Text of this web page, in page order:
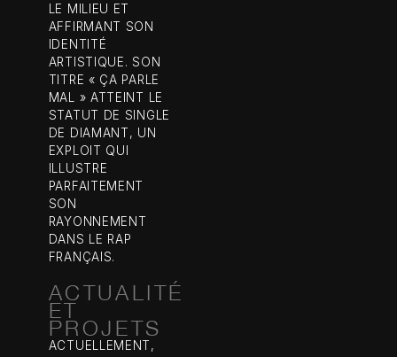
LE MILIEU ET
AFFIRMANT SON
IDENTITÉ
ARTISTIQUE. SON
TITRE « ÇA PARLE
MAL » ATTEINT LE
STATUT DE SINGLE
DE DIAMANT, UN
EXPLOIT QUI
ILLUSTRE
PARFAITEMENT
SON
RAYONNEMENT
DANS LE RAP
FRANÇAIS.
ACTUALITÉ
ET
PROJETS
ACTUELLEMENT,